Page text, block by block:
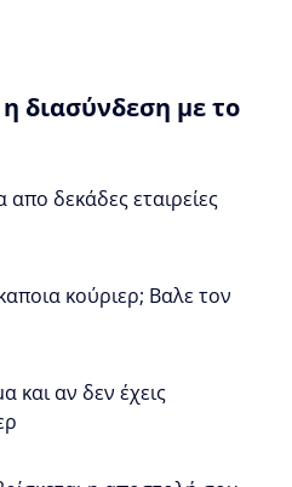
διασύνδεση με το
απο δεκάδες εταιρείες
κούριερ; Βαλε τον
και αν δεν έχεις